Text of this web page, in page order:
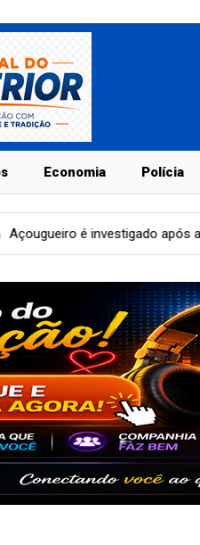
Economia Polícia
ameaçar cortar língua de